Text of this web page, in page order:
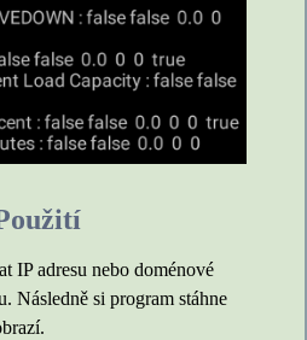
IP adresu nebo doménové
Následně si program stáhne